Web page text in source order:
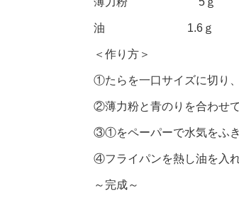
油 1.6ｇ
＜作り方＞
①たらを一口サイズに切り
②薄力粉と青のりを合わせ
③①をペーパーで水気をふ
④フライパンを熱し油を入
～完成～